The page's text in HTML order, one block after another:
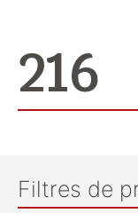
216
Filtres de